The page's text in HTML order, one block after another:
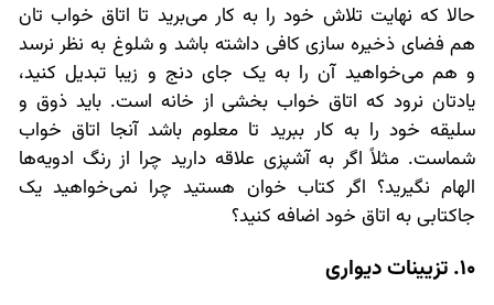
حالا که نهایت تلاش خود را به کار می‌برید تا اتاق خواب تان
هم فضای ذخیره سازی کافی داشته باشد و شلوغ به نظر نرسد
و هم می‌خواهید آن را به یک جای دنج و زیبا تبدیل کنید،
یادتان نرود که اتاق خواب بخشی از خانه است. باید ذوق و
سلیقه خود را به کار ببرید تا معلوم باشد آنجا اتاق خواب
شماست. مثلاً اگر به آشپزی علاقه دارید چرا از رنگ ادویه‌ها
الهام نگیرید؟ اگر کتاب خوان هستید چرا نمی‌خواهید یک
جاکتابی به اتاق خود اضافه کنید؟
10. تزیینات دیواری